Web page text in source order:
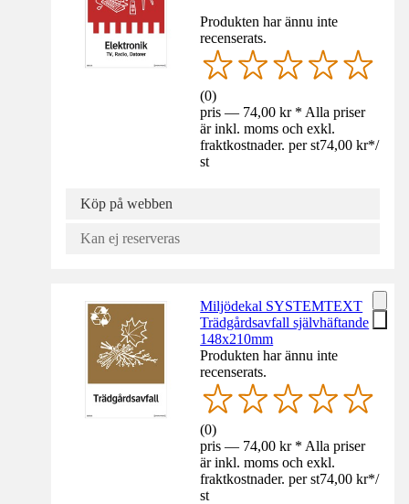
Produkten har ännu inte
recenserats.
(0)
pris — 74,00 kr * Alla priser
är inkl. moms och exkl.
fraktkostnader. per st74,00 kr*/
st
Köp på webben
Kan ej reserveras
Miljödekal SYSTEMTEXT
Trädgårdsavfall självhäftande
148x210mm
Produkten har ännu inte
recenserats.
(0)
pris — 74,00 kr * Alla priser
är inkl. moms och exkl.
fraktkostnader. per st74,00 kr*/
st